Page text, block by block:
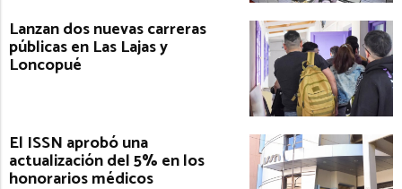
Lanzan dos nuevas carreras
públicas en Las Lajas y
Loncopué
El ISSN aprobó una
actualización del 5% en los
honorarios médicos